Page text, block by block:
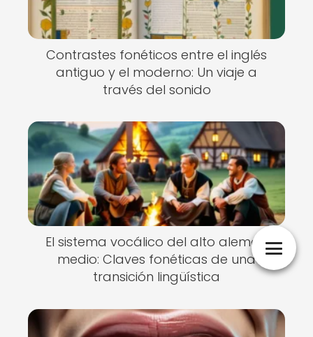
Contrastes fonéticos entre el inglés
antiguo y el moderno: Un viaje a
través del sonido
El sistema vocálico del alto alemán
medio: Claves fonéticas de una
transición lingüística